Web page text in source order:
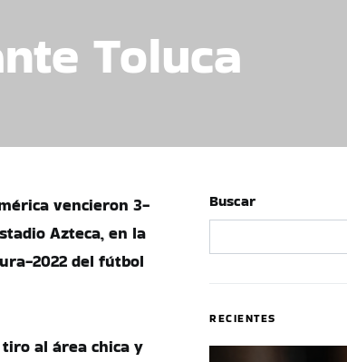
Toluca
vencieron 3-
Azteca, en la
2022 del fútbol
al área chica y
Buscar
RECIENTES